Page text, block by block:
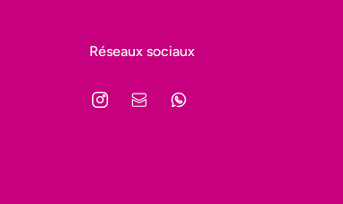
Réseaux sociaux